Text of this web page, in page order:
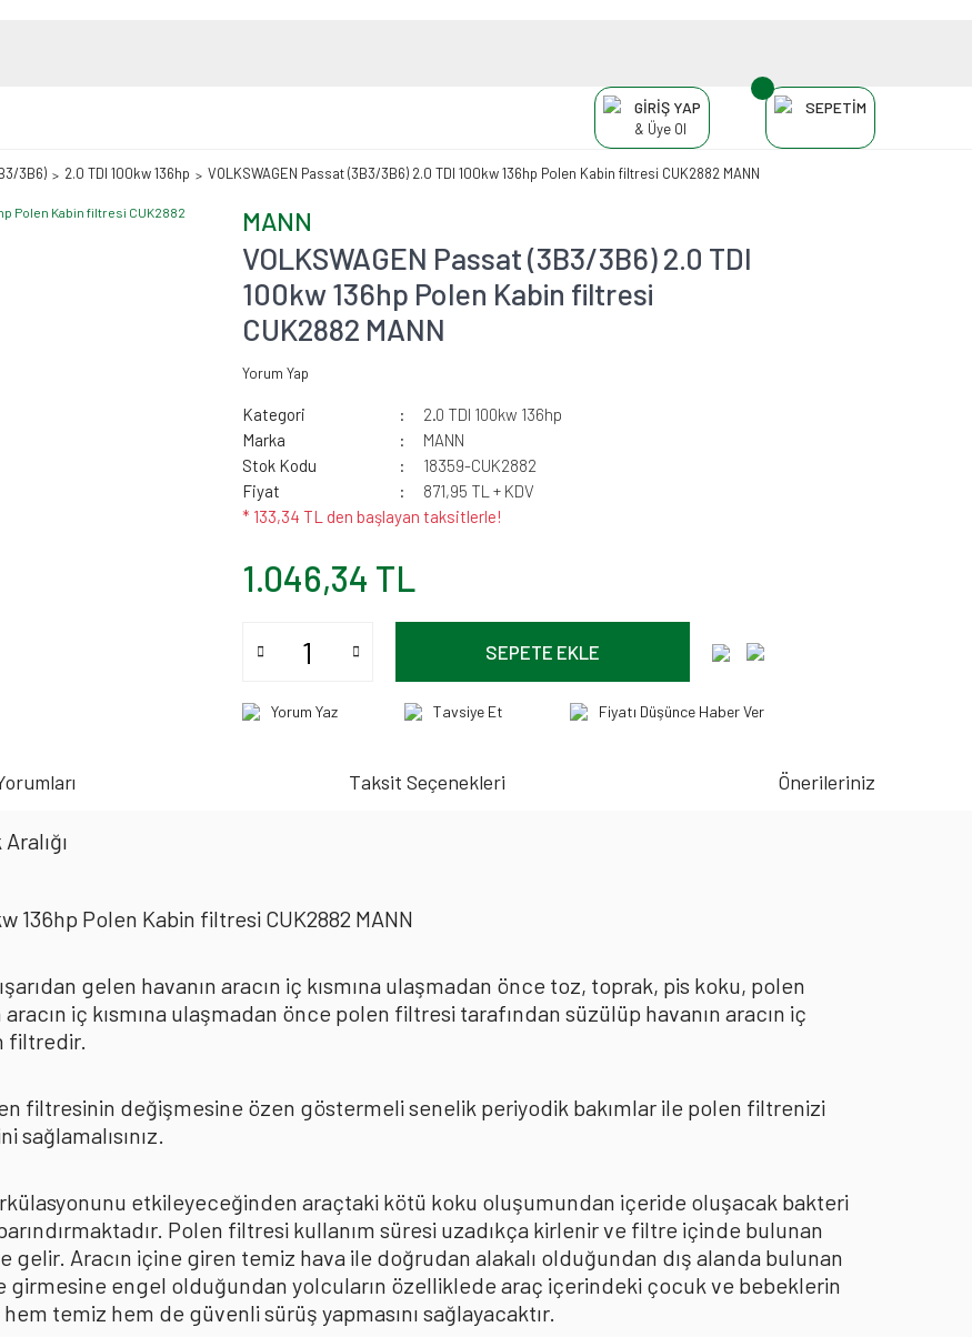
GİRİŞ YAP
& Üye Ol
SEPETİM
3B6) 2.0 TDI 100kw 136hp VOLKSWAGEN Passat (3B3/3B6) 2.0 TDI 100kw 136hp Polen Kabin filtresi CUK2882 MANN
MANN
VOLKSWAGEN Passat (3B3/3B6) 2.0 TDI
100kw 136hp Polen Kabin filtresi
CUK2882 MANN
Yorum Yap
Kategori
2.0 TDI 100kw 136hp
Marka
MANN
Stok Kodu
18359-CUK2882
Fiyat
871,95 TL + KDV
* 133,34 TL den başlayan taksitlerle!
1.046,34 TL
SEPETE EKLE
Yorum Yaz Tavsiye Et Fiyatı Düşünce Haber Ver
Taksit Seçenekleri Önerileriniz
136hp Polen Kabin filtresi CUK2882 MANN
gelen havanın aracın iç kısmına ulaşmadan önce toz, toprak, pis koku, polen
iç kısmına ulaşmadan önce polen filtresi tarafından süzülüp havanın aracın iç
filtredir.
filtresinin değişmesine özen göstermeli senelik periyodik bakımlar ile polen filtrenizi
etkileyeceğinden araçtaki kötü koku oluşumundan içeride oluşacak bakteri
Polen filtresi kullanım süresi uzadıkça kirlenir ve filtre içinde bulunan
gelir. Aracın içine giren temiz hava ile doğrudan alakalı olduğundan dış alanda bulunan
girmesine engel olduğundan yolcuların özelliklede araç içerindeki çocuk ve bebeklerin
temiz hem de güvenli sürüş yapmasını sağlayacaktır.